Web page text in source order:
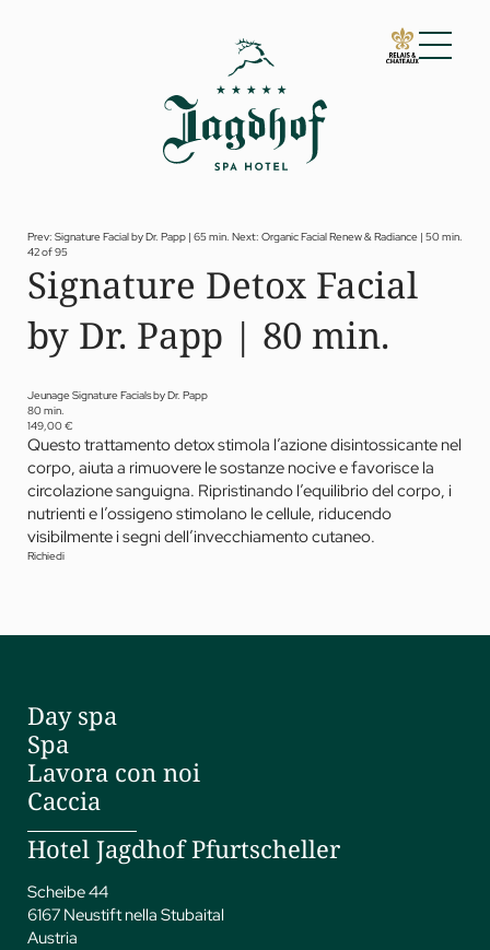
01 Lo Jagdhof
02 Camere e suite
Fitness
Private Spa Suite
Jagdhof Specials by Dr. A. Papp
Yoga
05 Offerte
06 Attività
07 Eventi
Prev: Signature Facial by Dr. Papp | 65 min. Next: Organic Facial Renew & Radiance | 50 min.
42 of 95
Signature Detox Facial
by Dr. Papp | 80 min.
Jeunage Signature Facials by Dr. Papp
80 min.
149,00 €
Questo trattamento detox stimola l’azione disintossicante nel
corpo, aiuta a rimuovere le sostanze nocive e favorisce la
circolazione sanguigna. Ripristinando l’equilibrio del corpo, i
nutrienti e l’ossigeno stimolano le cellule, riducendo
visibilmente i segni dell’invecchiamento cutaneo.
Richiedi
Day spa
Spa
Lavora con noi
Caccia
Hotel Jagdhof Pfurtscheller
Scheibe 44
6167 Neustift nella Stubaital
Austria